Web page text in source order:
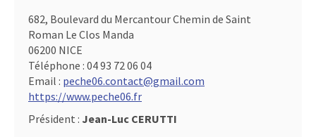
682, Boulevard du Mercantour Chemin de Saint
Roman Le Clos Manda
06200 NICE
Téléphone : 04 93 72 06 04
Email : peche06.contact@gmail.com
https://www.peche06.fr
Président : Jean-Luc CERUTTI